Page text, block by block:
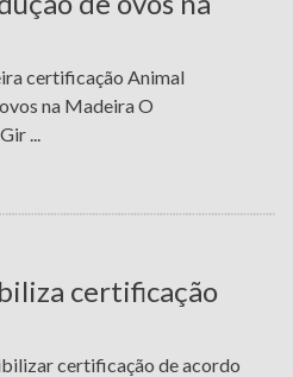
certificação Animal
na Madeira O
...
certificação
certificação de acordo